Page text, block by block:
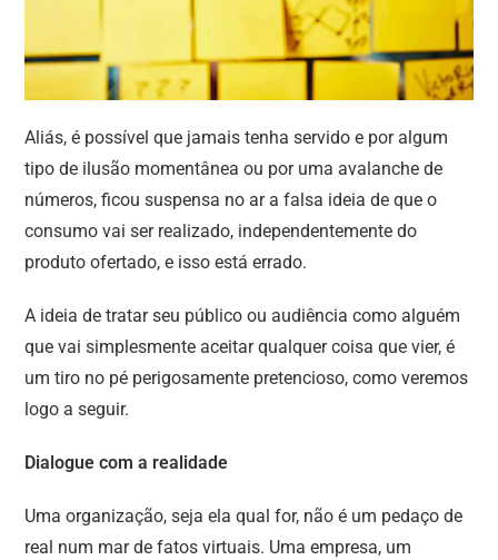
Aliás, é possível que jamais tenha servido e por algum
tipo de ilusão momentânea ou por uma avalanche de
números, ficou suspensa no ar a falsa ideia de que o
consumo vai ser realizado, independentemente do
produto ofertado, e isso está errado.
A ideia de tratar seu público ou audiência como alguém
que vai simplesmente aceitar qualquer coisa que vier, é
um tiro no pé perigosamente pretencioso, como veremos
logo a seguir.
Dialogue com a realidade
Uma organização, seja ela qual for, não é um pedaço de
real num mar de fatos virtuais. Uma empresa, um